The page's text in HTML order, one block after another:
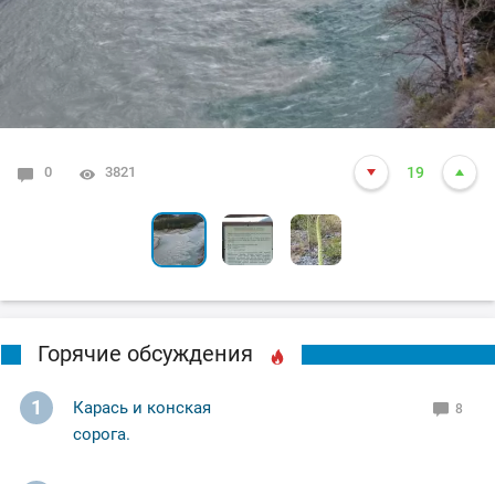
0 3821 19
6 4663 7
0 3591 10
Горячие обсуждения
1
Карась и конская
сорога.
8